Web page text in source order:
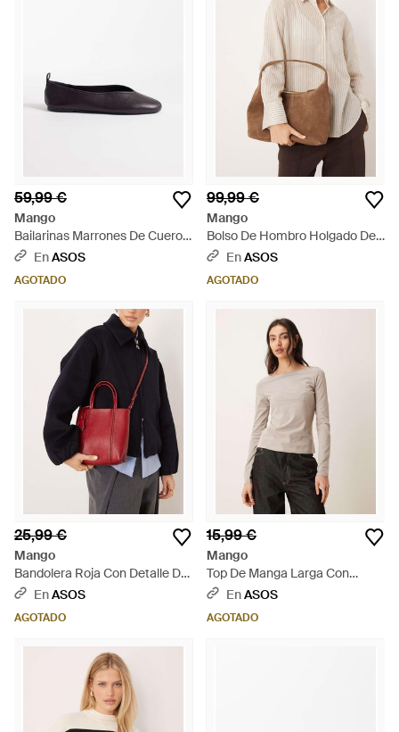
59,99 €
Mango
Bailarinas Marrones De Cuero
De - Blanco
EnASOS
AGOTADO
99,99 €
Mango
Bolso De Hombro Holgado De -
Neutro
EnASOS
AGOTADO
25,99 €
Mango
Bandolera Roja Con Detalle De
Llavero De - Azul
EnASOS
AGOTADO
15,99 €
Mango
Top De Manga Larga Con
Cuello Barco De Tejido Rico En
EnASOS
AGOTADO